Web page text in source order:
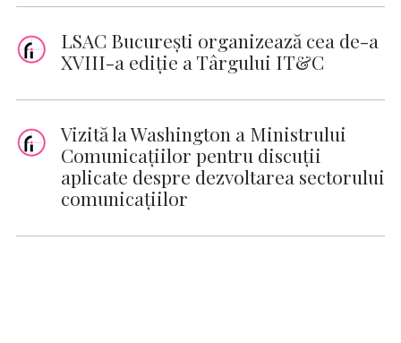
LSAC București organizează cea de-a
XVIII-a ediție a Târgului IT&C
Vizită la Washington a Ministrului
Comunicațiilor pentru discuții
aplicate despre dezvoltarea sectorului
comunicațiilor